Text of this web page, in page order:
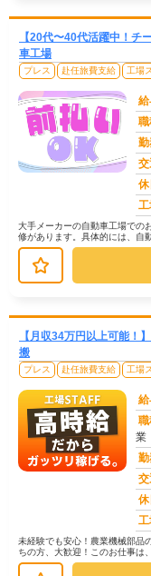
【20代〜40代活躍中！チ
車工場
プレス 赴任旅費支給 工場
給
職
勤
交
休
工
大手メーカーの自動車工場での
修があります。具体的には、自
あります。募集状況によって作
【月収34万円以上可能！
搬
プレス 赴任旅費支給 工場
給
職
業
勤
交
休
工
未経験でも安心！農業機械部品
ちの方、大歓迎！このお仕事は
の運搬が中心です。→ 具体的